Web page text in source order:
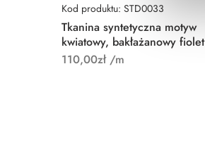
Kod produktu: STD0033
Tkanina syntetyczna motyw
kwiatowy, bakłażanowy fiolet
110,00zł/m